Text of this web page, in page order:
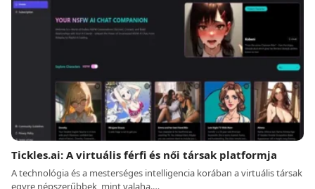
Tickles.ai: A virtuális férfi és női társak platformja
A technológia és a mesterséges intelligencia korában a virtuális társak
egyre népszerűbbek, mint valaha.…